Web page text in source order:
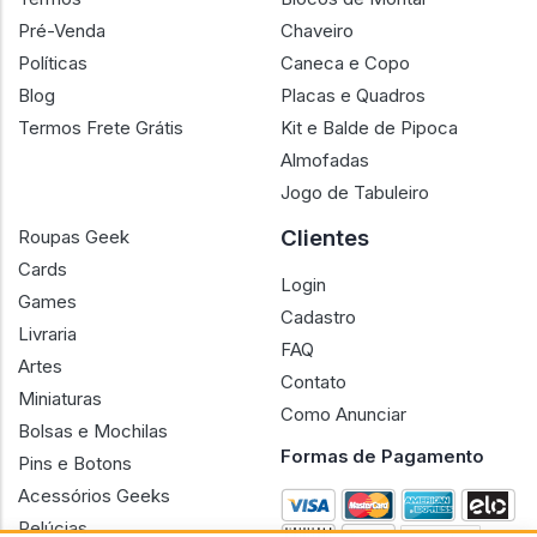
Pré-Venda
Políticas
Blog
Termos Frete Grátis
Chaveiro
Caneca e Copo
Placas e Quadros
Kit e Balde de Pipoca
Almofadas
Jogo de Tabuleiro
Roupas Geek
Cards
Games
Livraria
Artes
Miniaturas
Bolsas e Mochilas
Pins e Botons
Acessórios Geeks
Pelúcias
Clientes
Login
Cadastro
FAQ
Contato
Como Anunciar
Formas de Pagamento